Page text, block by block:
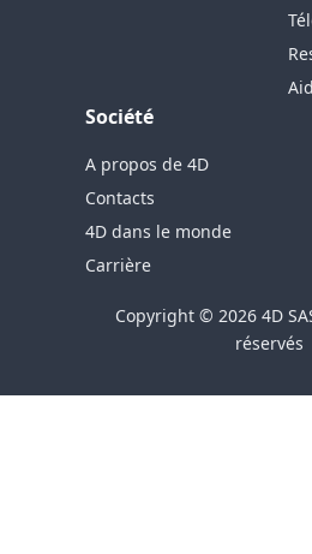
Société
A propos de 4D
Contacts
4D dans le monde
Carrière
Copyright © 2026 4D
réservés